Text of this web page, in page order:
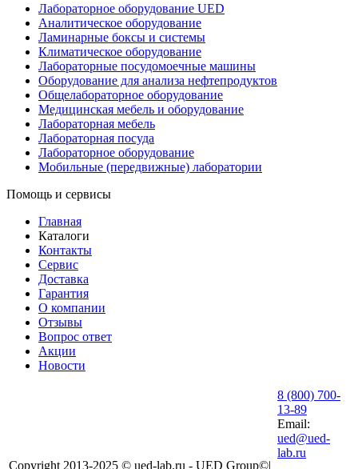
Лабораторное оборудование UED
Аналитическое оборудование
Ламинарные боксы и системы
Климатическое оборудование
Лабораторные посудомоечные машины
Оборудование для анализа нефтепродуктов
Общелабораторное оборудование
Медицинская мебель и оборудование
Лабораторная мебель
Лабораторная посуда
Лабораторное оборудование
Мобильные (передвижные) лаборатории
Помощь и сервисы
Главная
Каталоги
Контакты
Сервис
Доставка
Гарантия
О компании
Отзывы
Вопрос ответ
Акции
Новости
Copyright 2013-2025 © ued-lab.ru - UED Group©|
8 (800) 700-
13-89
Email:
ued@ued-
lab.ru